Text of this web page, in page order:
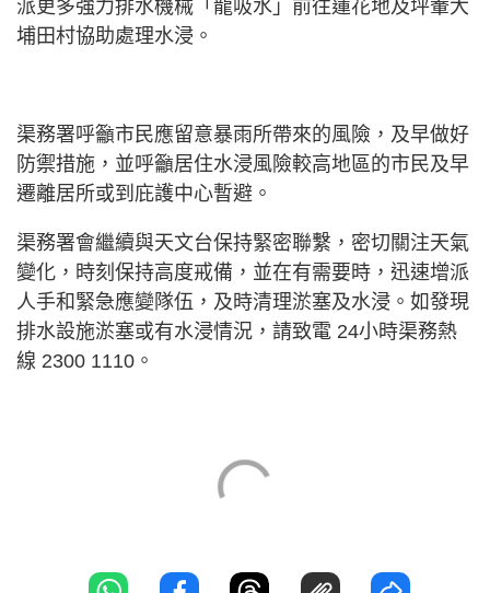
派更多強力排水機械「龍吸水」前往蓮花地及坪輋大
埔田村協助處理水浸。
渠務署呼籲市民應留意暴雨所帶來的風險，及早做好
防禦措施，並呼籲居住水浸風險較高地區的市民及早
遷離居所或到庇護中心暫避。
渠務署會繼續與天文台保持緊密聯繫，密切關注天氣
變化，時刻保持高度戒備，並在有需要時，迅速增派
人手和緊急應變隊伍，及時清理淤塞及水浸。如發現
排水設施淤塞或有水浸情況，請致電 24小時渠務熱
線 2300 1110。